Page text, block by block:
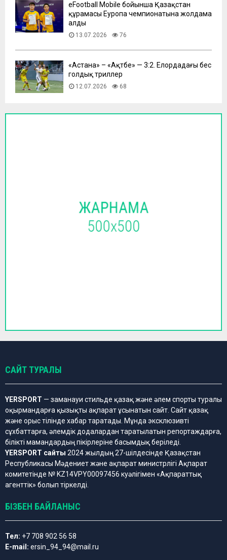
eFootball Mobile бойынша Қазақстан
құрамасы Еуропа чемпионатына жолдама
алды
13.07.2026 76
​«Астана» – «Ақтөбе» — 3:2. Елордадағы бес
голдық триллер
12.07.2026 68
САЙТ ТУРАЛЫ
YERSPORT — заманауи стильде қазақ және әлем спорты туралы
оқырмандарға қызықты ақпарат ұсынатын сайт. Сайт қазақ
және орыс тілінде хабар таратады. Мұнда эксклюзивті
сұхбаттарға, әлемдік додалардан таратылатын репортаждарға,
білікті мамандардың пікірлеріне басымдық беріледі.
YERSPORT сайты 2024 жылдың 27-шілдесінде Қазақстан
Республикасы Мәдениет және ақпарат министрлігі Ақпарат
комитетінде № KZ14VPY00097456 куәлігімен «Ақпараттық
агенттік» болып тіркелді.
БІЗБЕН БАЙЛАНЫС
Тел: +7 708 902 56 58
E-mail: ersin_94_94@mail.ru